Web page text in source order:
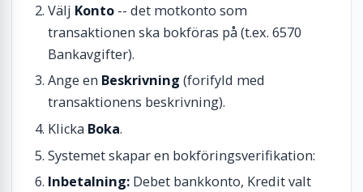
Välj Konto -- det motkonto som
transaktionen ska bokföras på (t.ex. 6570
Bankavgifter).
Ange en Beskrivning (forifyld med
transaktionens beskrivning).
Klicka Boka.
Systemet skapar en bokföringsverifikation:
Inbetalning: Debet bankkonto, Kredit valt